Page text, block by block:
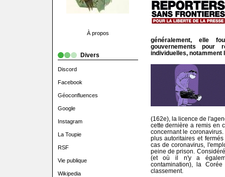
À propos
Divers
Discord
Facebook
Géoconfluences
Google
Instagram
La Toupie
RSF
Vie publique
Wikipedia
généralement, elle
gouvernements pour
individuelles, notamment
(162e), la licence de
cette dernière a remis en
concernant le
plus autoritaires et
cas de coronavirus,
peine de prison.
(et où il n'y a
contamination), la
classement.